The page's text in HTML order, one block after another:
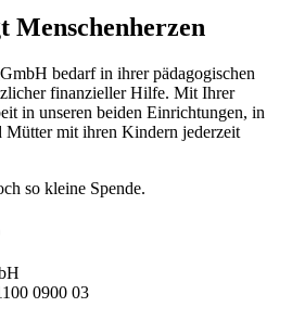
Menschenherzen
bedarf in ihrer pädagogischen
finanzieller Hilfe. Mit Ihrer
in unseren beiden Einrichtungen, in
Mütter mit ihren Kindern jederzeit
so kleine Spende.
0900 03